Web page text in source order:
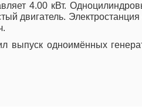
4.00 кВт.
двигатель.
выпуск одноимённых